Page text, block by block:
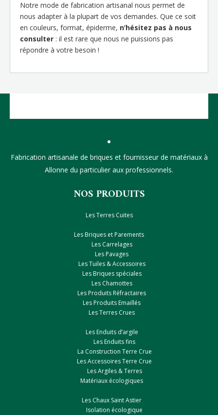
Notre mode de fabrication artisanal nous permet de
nous adapter à la plupart de vos demandes. Que ce soit
en couleurs, format, épiderme, n’hésitez pas à nous
consulter : il est rare que nous ne puissions pas
répondre à votre besoin !
Fabrication artisanale de briques et fournisseur de matériaux à
Allonne du particulier aux professionnels.
NOS PRODUITS
Les Terres Cuites
Les Briques et Parements
Les Carrelages
Les Pavages
Les Tuiles & Accessoires
Les Briques spéciales
Les Chamottes
Les Produits Réfractaires
Les Produits Emaillés
Les Terres Crues
Les Enduits d’argile
Les Enduits fins
La Construction Terre Crue
Les Accessoires Terre Crue
Les Argiles & Terres
Matériaux écologiques
Les Chaux Saint Astier
Isolation écologique